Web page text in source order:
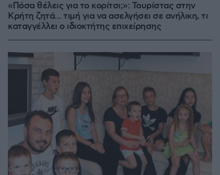
«Πόσα θέλεις για το κορίτσι;»: Τουρίστας στην
Κρήτη ζητά... τιμή για να ασελγήσει σε ανήλικη, τι
καταγγέλλει ο ιδιοκτήτης επιχείρησης